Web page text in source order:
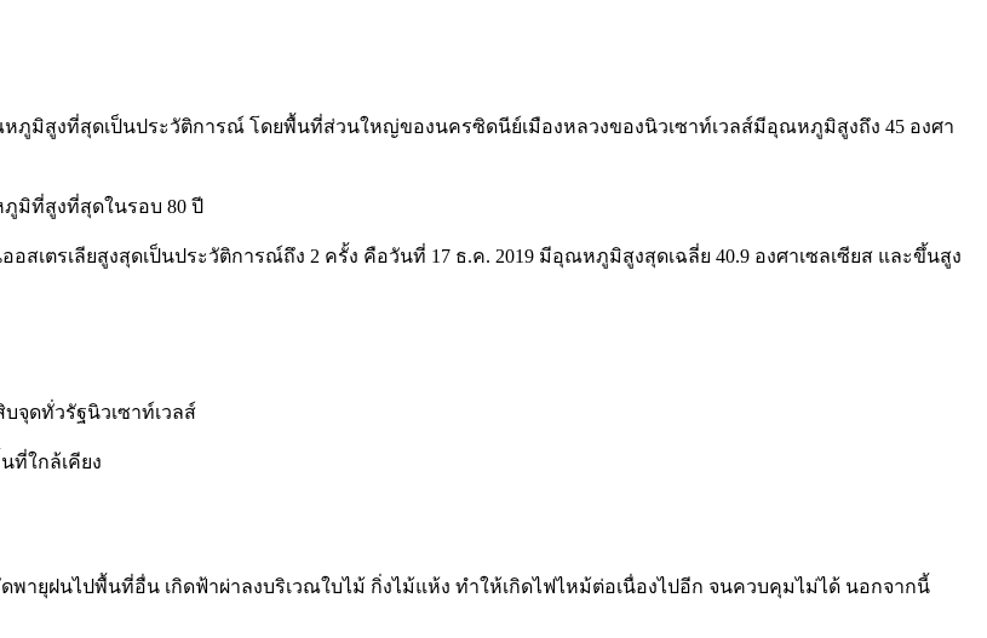
หภูมิสูงที่สุดเป็นประวัติการณ์ โดยพื้นที่ส่วนใหญ่ของนครซิดนีย์เมืองหลวงของนิวเซาท์เวลส์มีอุณหภูมิสูงถึง 45 องศา
มิที่สูงที่สุดในรอบ 80 ปี
สเตรเลียสูงสุดเป็นประวัติการณ์ถึง 2 ครั้ง คือวันที่ 17 ธ.ค. 2019 มีอุณหภูมิสูงสุดเฉลี่ย 40.9 องศาเซลเซียส และขึ้นสูง
จุดทั่วรัฐนิวเซาท์เวลส์
ที่ใกล้เคียง
ยุฝนไปพื้นที่อื่น เกิดฟ้าผ่าลงบริเวณใบไม้ กิ่งไม้แห้ง ทำให้เกิดไฟไหม้ต่อเนื่องไปอีก จนควบคุมไม่ได้ นอกจากนี้